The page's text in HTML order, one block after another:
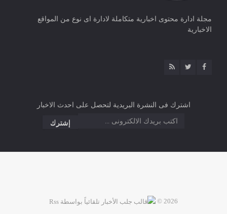
مجلة ادارة محتوى اخبارية متكاملة لادارة اى نوع من المواقع
الاخبارية
اشترك فى النشرة البريدية لتحصل على احدث الاخبار
2026 ©